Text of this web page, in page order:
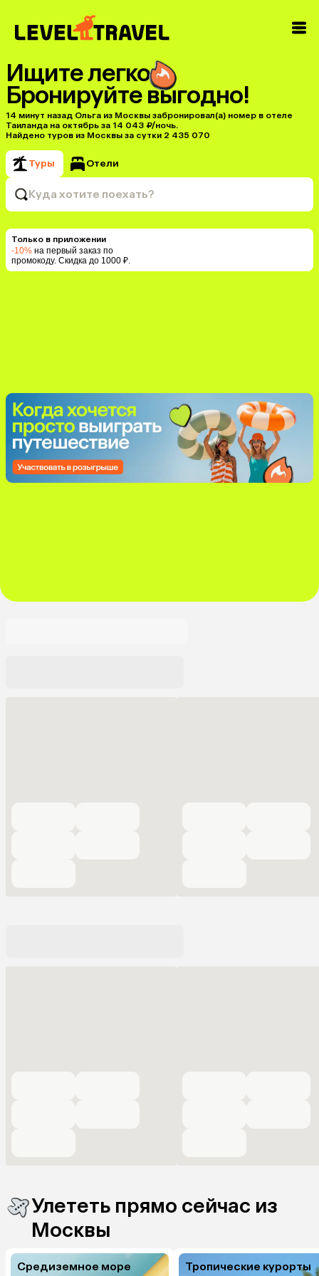
Ищите легко
Бронируйте выгодно!
14 минут назад Ольга из Москвы забронировал(а) номер в отеле
Таиланда на октябрь за 14 043 ₽/ночь.
Найдено туров из Москвы за сутки 2 435 070
Туры Отели
Куда хотите поехать?
Только в приложении
-10% на первый заказ по
промокоду. Скидка до 1000 ₽.
Улететь прямо сейчас из
Москвы
Средиземное море Тропические курорты